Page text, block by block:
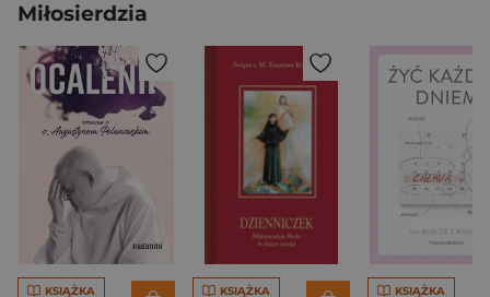
Miłosierdzia
KSIĄŻKA KSIĄŻKA KSIĄŻKA